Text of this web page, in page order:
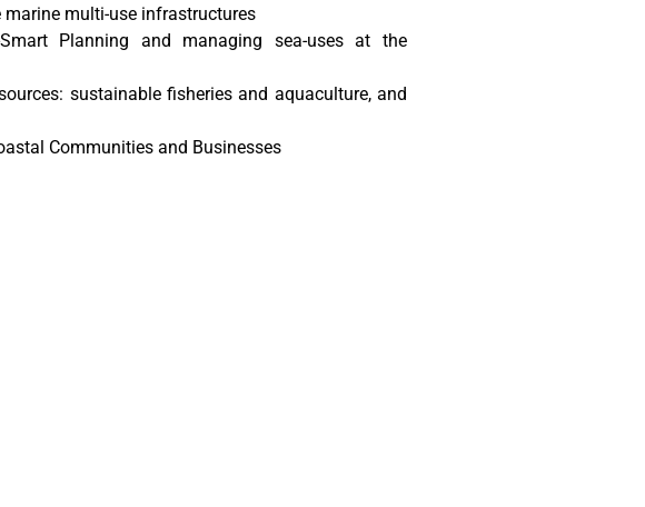
multi-use infrastructures
Planning and managing sea-uses at the
sustainable fisheries and aquaculture, and
Communities and Businesses